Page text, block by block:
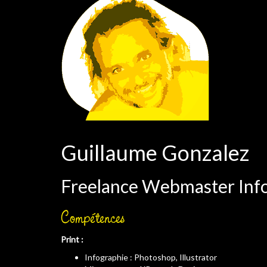
Guillaume Gonzalez
Freelance Webmaster
Compétences
Print :
Infographie : Photoshop, Illustrator